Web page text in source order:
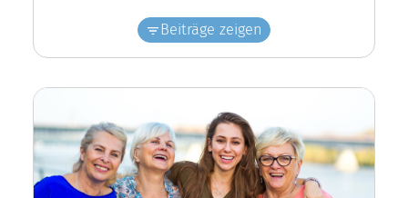
Beiträge zeigen